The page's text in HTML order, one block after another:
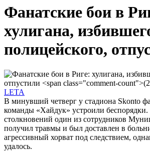
Фанатские бои в
хулигана,
полицейского,
LETA
В минувший четверг у стадиона Skonto
команды «Хайдук» устроили
столкновений один из сотрудников
получил травмы и был доставлен в
агрессивный хорват под следствием,
удалось.